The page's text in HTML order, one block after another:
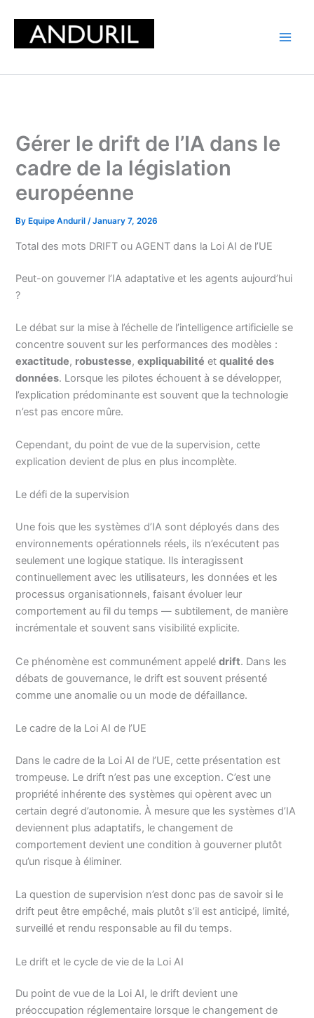
content
Gérer le drift de l’IA dans le
cadre de la législation
européenne
By Equipe Anduril/January 7, 2026
Total des mots DRIFT ou AGENT dans la Loi AI de l’UE
Peut-on gouverner l’IA adaptative et les agents aujourd’hui
?
Le débat sur la mise à l’échelle de l’intelligence artificielle se
concentre souvent sur les performances des modèles :
exactitude, robustesse,expliquabilité etqualité des
données. Lorsque les pilotes échouent à se développer,
l’explication prédominante est souvent que la technologie
n’est pas encore mûre.
Cependant, du point de vue de la supervision, cette
explication devient de plus en plus incomplète.
Le défi de la supervision
Une fois que les systèmes d’IA sont déployés dans des
environnements opérationnels réels, ils n’exécutent pas
seulement une logique statique. Ils interagissent
continuellement avec les utilisateurs, les données et les
processus organisationnels, faisant évoluer leur
comportement au fil du temps — subtilement, de manière
incrémentale et souvent sans visibilité explicite.
Ce phénomène est communément appelédrift. Dans les
débats de gouvernance, le drift est souvent présenté
comme une anomalie ou un mode de défaillance.
Le cadre de la Loi AI de l’UE
Dans le cadre de la Loi AI de l’UE, cette présentation est
trompeuse. Le drift n’est pas une exception. C’est une
propriété inhérente des systèmes qui opèrent avec un
certain degré d’autonomie. À mesure que les systèmes d’IA
deviennent plus adaptatifs, le changement de
comportement devient une condition à gouverner plutôt
qu’un risque à éliminer.
La question de supervision n’est donc pas de savoir si le
drift peut être empêché, mais plutôt s’il est anticipé, limité,
surveillé et rendu responsable au fil du temps.
Le drift et le cycle de vie de la Loi AI
Du point de vue de la Loi AI, le drift devient une
préoccupation réglementaire lorsque le changement de